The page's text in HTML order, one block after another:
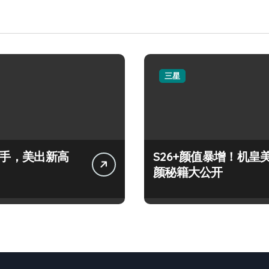
，美出新高
三星
S26+颜值暴增！机皇
颜秘籍大公开